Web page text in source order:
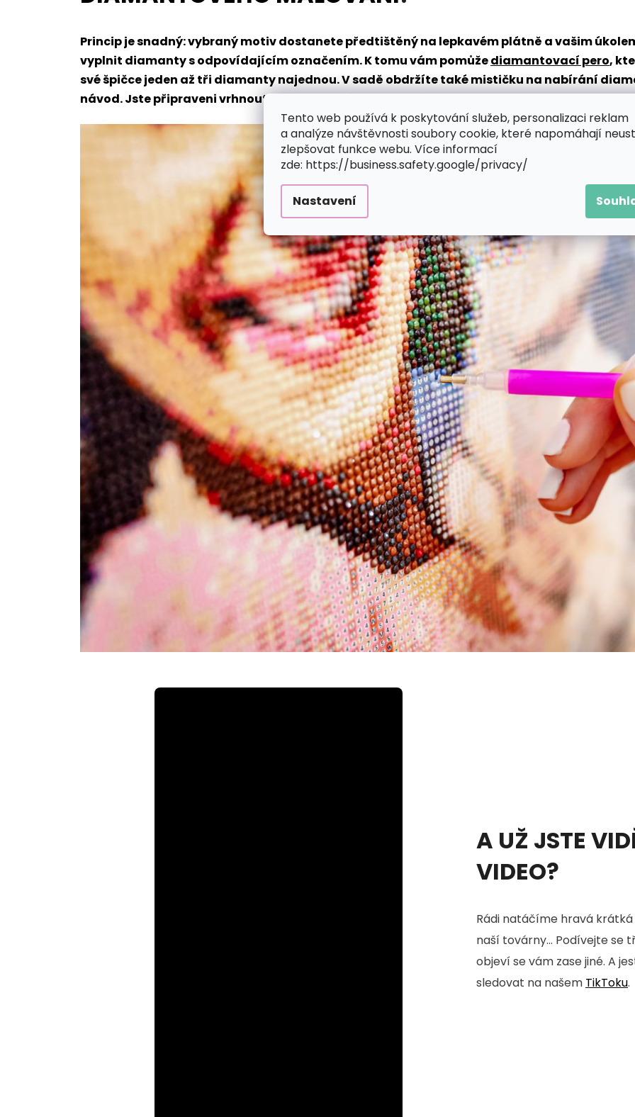
Tento web používá k poskytování služeb, personalizaci reklam
a analýze návštěvnosti soubory cookie, které napomáhají
zlepšovat funkce webu. Více informací
zde: https://business.safety.google/privacy/
Nastavení
Princip je snadný: vybraný motiv dostanete předtištěný na lepkavém plátně a vašim
vyplnit diamanty s odpovídajícím označením. K tomu vám pomůžediamantovací pero,
své špičce jeden až tři diamanty najednou. V sadě obdržíte také mističku na nabírání
návod. Jste připraveni vrhnout se do třpytivého světa zábavy?
A UŽ JSTE
VIDEO?
Rádi natáčíme hravá krátká
naší továrny... Podívejte se
objeví se vám zase jiné. A
sledovat na našem TikToku.